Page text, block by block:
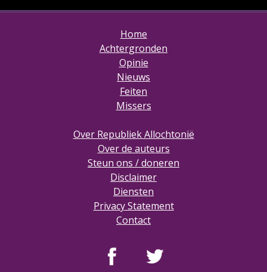
Home
Achtergronden
Opinie
Nieuws
Feiten
Missers
Over Republiek Allochtonië
Over de auteurs
Steun ons / doneren
Disclaimer
Diensten
Privacy Statement
Contact